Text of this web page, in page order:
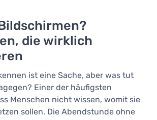
die wirklich
ist eine Sache, aber was tut
Einer der häufigsten
Menschen nicht wissen, womit sie
sollen. Die Abendstunde ohne